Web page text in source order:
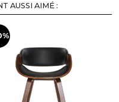
AUSSI AIMÉ :